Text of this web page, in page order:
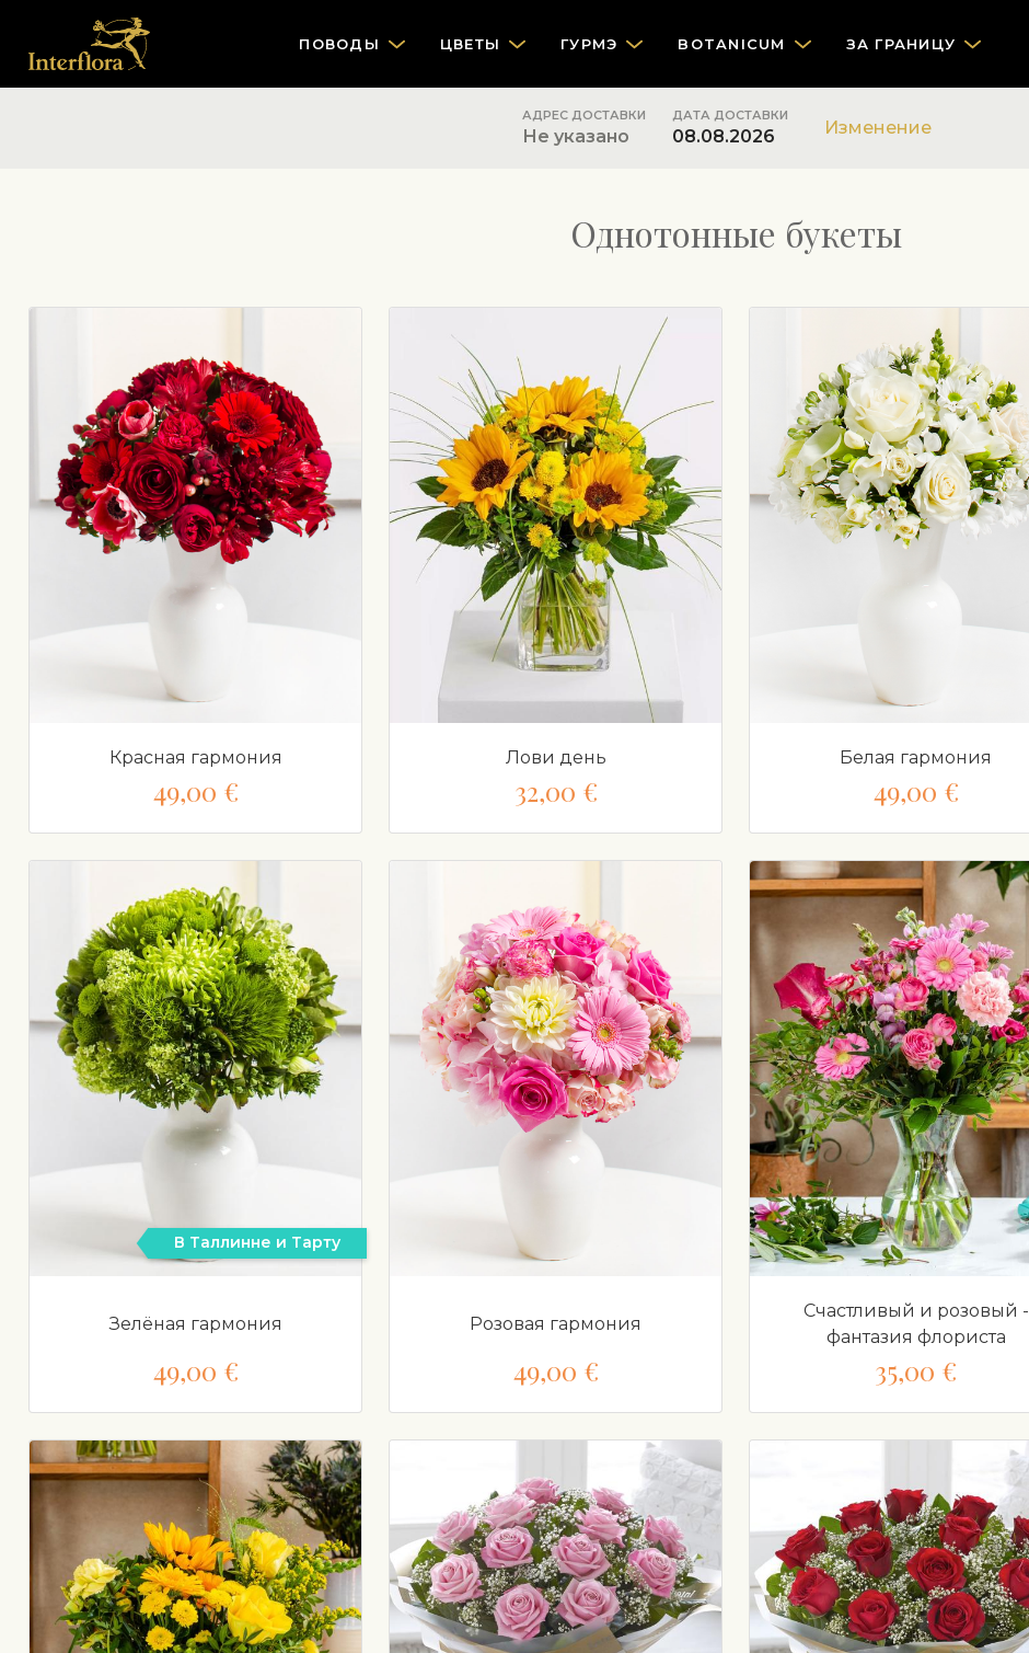
ПОВОДЫ ЦВЕТЫ ГУРМЭ BOTANICUM ЗА ГРАНИЦУ
АДРЕС ДОСТАВКИ
Не указано
ДАТА ДОСТАВКИ
08.08.2026 Изменение
Однотонные букеты
Красная гармония
49,00 €
Лови день
32,00 €
Белая гармония
49,00 €
В Таллинне и Тарту
Зелёная гармония
49,00 €
Розовая гармония
49,00 €
Счастливый и розовый -
фантазия флориста
35,00 €